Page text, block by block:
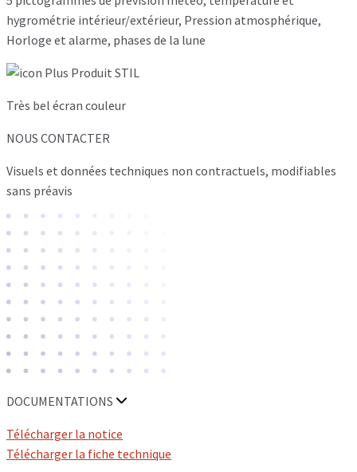
hygrométrie intérieur/extérieur, Pression atmosphérique,
Horloge et alarme, phases de la lune
Très bel écran couleur
NOUS CONTACTER
Visuels et données techniques non contractuels, modifiables
sans préavis
DOCUMENTATIONS
Télécharger la notice
Télécharger la fiche technique